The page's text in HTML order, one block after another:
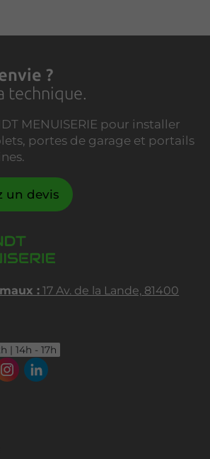
: 17 Av. de la Lande, 81400
| 14h - 17h
?
technique.
MENUISERIE pour installer
portes de garage et portails
un devis